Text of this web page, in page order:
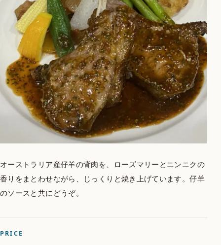
オーストラリア産仔羊の背肉を、ローズマリーとニンニクの
香りをまとわせながら、じっくりと焼き上げています。仔羊
のソースと共にどうぞ。
PRICE